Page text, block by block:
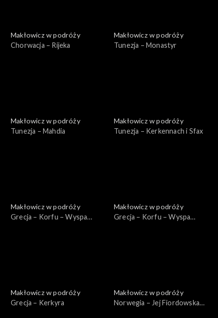
Makłowicz w podróży
Chorwacja – Rijeka
Makłowicz w podróży
Tunezja – Monastyr
Makłowicz w podróży
Tunezja – Mahdia
Makłowicz w podróży
Tunezja – Kerkennach i Sfax
Makłowicz w podróży
Grecja – Korfu – Wyspa
Makłowicz w podróży
Grecja – Korfu – Wyspa
Makłowicz w podróży
Grecja – Kerkyra
Makłowicz w podróży
Norwegia – Jej Fiordowska